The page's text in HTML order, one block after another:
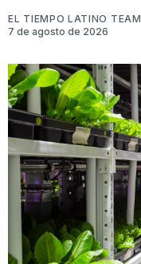
EL TIEMPO LATINO TEAM
7 de agosto de 2026